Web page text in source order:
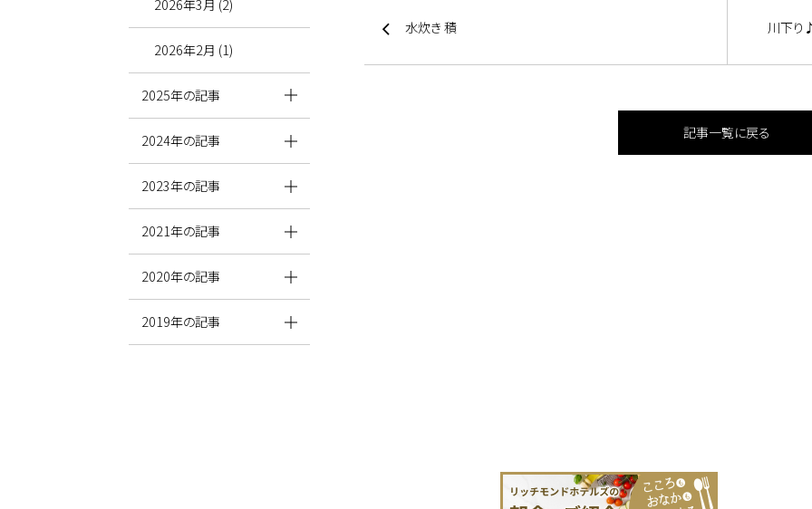
水炊き 積 川下
記事一覧に戻る
2026年3月 (2)
2026年2月 (1)
2025年の記事
2024年の記事
2023年の記事
2021年の記事
2020年の記事
2019年の記事